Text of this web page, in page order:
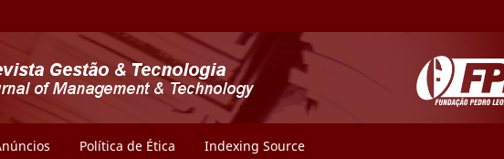
Política de Ética Indexing Source